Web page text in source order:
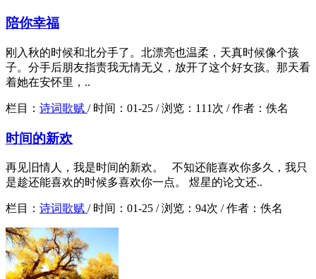
陪你幸福
刚入秋的时候和北分手了。北漂亮也温柔，天真时候像个孩
子。分手后朋友指责我无情无义，放开了这个好女孩。那天看
着她在安怀里，..
栏目： 诗词歌赋 / 时间： 01-25 /浏览： 111次 /作者： 佚名
时间的新欢
再见旧情人，我是时间的新欢。 不知还能喜欢你多久，我只
是趁还能喜欢的时候多喜欢你一点。 煜星的论文还..
栏目： 诗词歌赋 / 时间： 01-25 /浏览： 94次 /作者： 佚名